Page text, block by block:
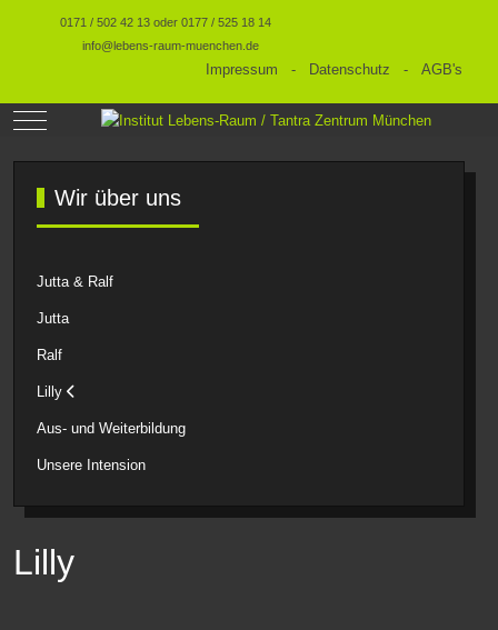
0171 / 502 42 13 oder 0177 / 525 18 14
info@lebens-raum-muenchen.de
Impressum - Datenschutz - AGB's
Mobile Menu Toggle
Wir über uns
Jutta & Ralf
Jutta
Ralf
Lilly
Aus- und Weiterbildung
Unsere Intension
Lilly